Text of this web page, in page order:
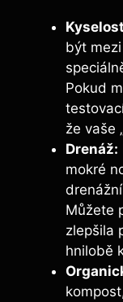
být
Pokud
že vaše
Drenáž:
mokré
Můžete
zlepšila
hnilobě